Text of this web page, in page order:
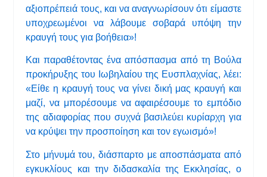
αξιοπρέπειά τους, και να αναγνωρίσουν ότι είμαστε
υποχρεωμένοι να λάβουμε σοβαρά υπόψη την
κραυγή τους για βοήθεια»!
Και παραθέτοντας ένα απόσπασμα από τη Βούλα
προκήρυξης του Ιωβηλαίου της Ευσπλαχνίας, λέει:
«Είθε η κραυγή τους να γίνει δική μας κραυγή και
μαζί, να μπορέσουμε να αφαιρέσουμε το εμπόδιο
της αδιαφορίας που συχνά βασιλεύει κυρίαρχη για
να κρύψει την προσποίηση και τον εγωισμό»!
Στο μήνυμά του, διάσπαρτο με αποσπάσματα από
εγκυκλίους και την διδασκαλία της Εκκλησίας, ο